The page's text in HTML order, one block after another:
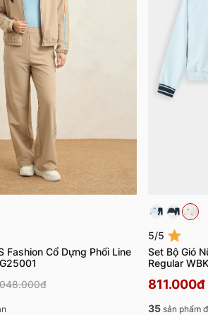
Fashion Cổ Dựng Phối Line
5/5
Set Bộ Gió
Regular
811.000đ
35 sản phẩm